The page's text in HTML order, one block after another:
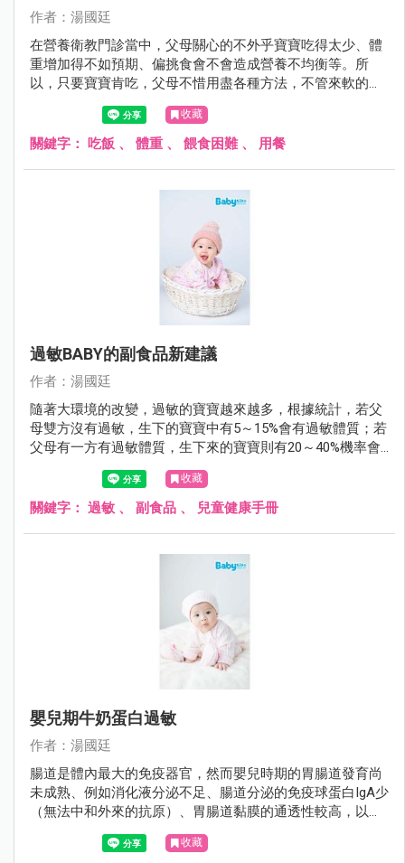
作者：湯國廷
在營養衛教門診當中，父母關心的不外乎寶寶吃得太少、體
重增加得不如預期、偏挑食會不會造成營養不均衡等。所
以，只要寶寶肯吃，父母不惜用盡各種方法，不管來軟的或
是來硬的，甚至仿效老萊子娛親（只是這回對象是自己寶
寶）。但有些方法可能第一次有效，久了就失效，甚至造成
反效果，看到飯端出來就跑給父母追或緊閉雙唇。
收藏
關鍵字： 吃飯 、 體重 、 餵食困難、 用餐
過敏BABY的副食品新建議
作者：湯國廷
隨著大環境的改變，過敏的寶寶越來越多，根據統計，若父
母雙方沒有過敏，生下的寶寶中有5～15%會有過敏體質；若
父母有一方有過敏體質，生下來的寶寶則有20～40%機率會
有過敏體質；若父母雙方都有過敏體質，生下的寶寶過敏的
機會則大增到40～80%。 收藏
關鍵字： 過敏 、 副食品 、 兒童健康手冊
嬰兒期牛奶蛋白過敏
作者：湯國廷
腸道是體內最大的免疫器官，然而嬰兒時期的胃腸道發育尚
未成熟、例如消化液分泌不足、腸道分泌的免疫球蛋白IgA少
（無法中和外來的抗原）、胃腸道黏膜的通透性較高，以上
的種種因素造成外來的過敏原很容易透過腸黏膜進入人體，
誘發過敏反應。
收藏